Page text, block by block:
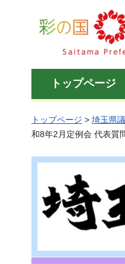
彩の国 埼玉県
トップページ
トップページ > 埼玉県
和8年2月定例会 代表質